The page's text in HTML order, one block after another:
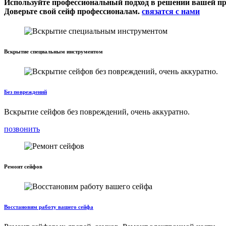
Используйте профессиональный подход в решении вашей
Доверьте свой сейф профессионалам. связатся с нами
Вскрытие специальным инструментом
Без повреждений
Вскрытие сейфов без повреждений, очень аккуратно.
позвонить
Ремонт сейфов
Восстановим работу вашего сейфа